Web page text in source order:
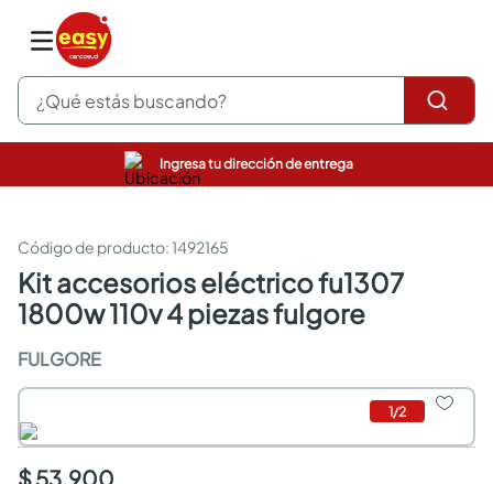
¿Qué estás buscando?
Ingresa tu dirección de entrega
:1492165
kit accesorios eléctrico fu1307
1800w 110v 4 piezas fulgore
FULGORE
1/2
$ 53.900
pinturas
sanitarios
comedor
escritorio
armarios closet
comedores